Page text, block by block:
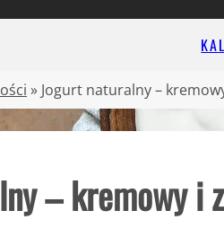
» Jogurt naturalny –
– kremowy i